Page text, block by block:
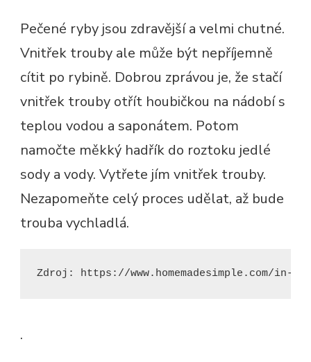
Pečené ryby jsou zdravější a velmi chutné.
Vnitřek trouby ale může být nepříjemně
cítit po rybině. Dobrou zprávou je, že stačí
vnitřek trouby otřít houbičkou na nádobí s
teplou vodou a saponátem. Potom
namočte měkký hadřík do roztoku jedlé
sody a vody. Vytřete jím vnitřek trouby.
Nezapomeňte celý proces udělat, až bude
trouba vychladlá.
Zdroj: https://www.homemadesimple.com/
.